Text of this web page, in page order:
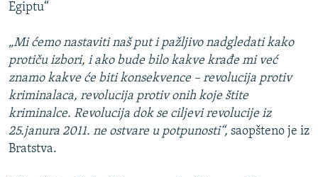
Egiptu“
„Mi ćemo nastaviti naš put i pažljivo nadgledati kako
protiču izbori, i ako bude bilo kakve krađe mi već
znamo kakve će biti konsekvence – revolucija protiv
kriminalaca, revolucija protiv onih koje štite
kriminalce. Revolucija dok se ciljevi revolucije iz
25.janura 2011. ne ostvare u potpunosti“, saopšteno je iz
Bratstva.